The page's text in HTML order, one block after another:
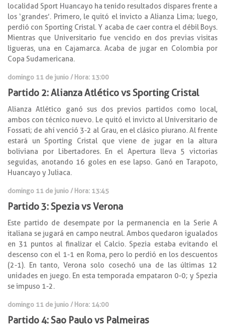
localidad Sport Huancayo ha tenido resultados dispares frente a
los ‘grandes’. Primero, le quitó el invicto a Alianza Lima; luego,
perdió con Sporting Cristal. Y acaba de caer contra el débil Boys.
Mientras que Universitario fue vencido en dos previas visitas
ligueras, una en Cajamarca. Acaba de jugar en Colombia por
Copa Sudamericana.
domingo 11 de junio / Hora: 13:00
Partido 2: Alianza Atlético vs Sporting Cristal
Alianza Atlético ganó sus dos previos partidos como local,
ambos con técnico nuevo. Le quitó el invicto al Universitario de
Fossati; de ahí venció 3-2 al Grau, en el clásico piurano. Al frente
estará un Sporting Cristal que viene de jugar en la altura
boliviana por Libertadores. En el Apertura lleva 5 victorias
seguidas, anotando 16 goles en ese lapso. Ganó en Tarapoto,
Huancayo y Juliaca.
domingo 11 de junio / Hora: 13:45
Partido 3: Spezia vs Verona
Este partido de desempate por la permanencia en la Serie A
italiana se jugará en campo neutral. Ambos quedaron igualados
en 31 puntos al finalizar el Calcio. Spezia estaba evitando el
descenso con el 1-1 en Roma, pero lo perdió en los descuentos
(2-1). En tanto, Verona solo cosechó una de las últimas 12
unidades en juego. En esta temporada empataron 0-0; y Spezia
se impuso 1-2.
domingo 11 de junio / Hora: 14:00
Partido 4: Sao Paulo vs Palmeiras